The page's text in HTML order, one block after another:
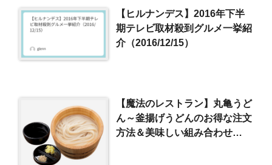
【ヒルナンデス】2016年下半
期テレビ取材殺到グルメ一挙紹
介（2016/12/15）
【魔法のレストラン】丸亀うど
ん～釜揚げうどんのお得な注文
方法＆美味しい組み合わせ